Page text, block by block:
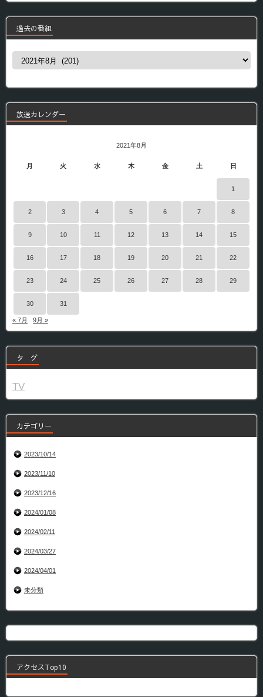
過去の番組
過
組
放送カレンダー
2021年8月
月 火 水 木 金 土 日
1
2 3 4 5 6 7 8
9 10 11 12 13 14 15
16 17 18 19 20 21 22
23 24 25 26 27 28 29
30 31
« 7月 9月 »
タ グ
TV
カテゴリー
2023/10/14
2023/11/10
2023/12/16
2024/01/08
2024/02/11
2024/03/27
2024/04/01
未分類
アクセスTop10